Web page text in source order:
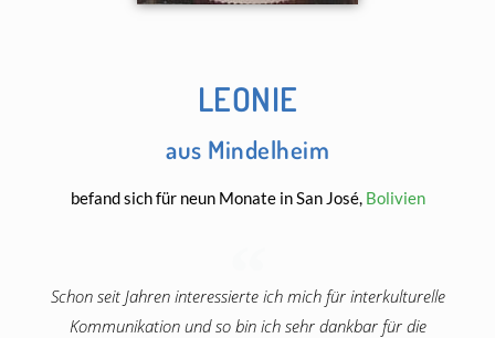
LEONIE
aus Mindelheim
befand sich für neun Monate in San José, Bolivien
Schon seit Jahren interessierte ich mich für interkulturelle
Kommunikation und so bin ich sehr dankbar für die